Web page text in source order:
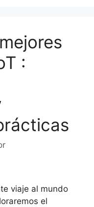
:
viaje al mundo
el